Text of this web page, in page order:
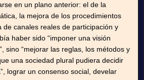
en un plano anterior: el de la
la mejora de los procedimientos
de canales reales de participación y
haber sido “imponer una visión
sino “mejorar las reglas, los métodos y
una sociedad plural pudiera decidir
lograr un consenso social, develar